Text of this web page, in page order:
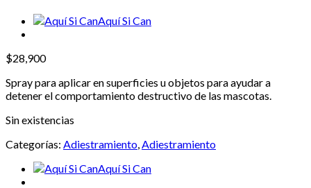
$28,900
Spray para aplicar en superficies u objetos para ayudar a
detener el comportamiento destructivo de las mascotas.
Sin existencias
Categorías: Adiestramiento,Adiestramiento